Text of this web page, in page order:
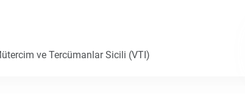
ve Tercümanlar Sicili (VTI)